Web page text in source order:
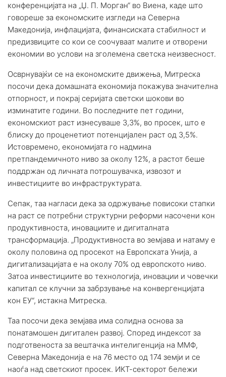
конференцијата на „Џ. П. Морган“ во Виена, каде што
говореше за економските изгледи на Северна
Македонија, инфлацијата, финансиската стабилност и
предизвиците со кои се соочуваат малите и отворени
економии во услови на зголемена светска неизвесност.
Осврнувајќи се на економските движења, Митреска
посочи дека домашната економија покажува значителна
отпорност, и покрај серијата светски шокови во
изминатите години. Во последните пет години,
економскиот раст изнесуваше 3,3%, во просек, што е
блиску до проценетиот потенцијален раст од 3,5%.
Истовремено, економијата го надмина
претпандемичното ниво за околу 12%, а растот беше
поддржан од личната потрошувачка, извозот и
инвестициите во инфраструктурата.
Сепак, таа нагласи дека за одржување повисоки стапки
на раст се потребни структурни реформи насочени кон
продуктивноста, иновациите и дигиталната
трансформација. „Продуктивноста во земјава и натаму е
околу половина од просекот на Европската Унија, а
дигитализацијата е на околу 70% од европското ниво.
Затоа инвестициите во технологија, иновации и човечки
капитал се клучни за забрзување на конвергенцијата
кон ЕУ“, истакна Митреска.
Таа посочи дека земјава има солидна основа за
понатамошен дигитален развој. Според индексот за
подготвеноста за вештачка интелигенција на ММФ,
Северна Македонија е на 76 место од 174 земји и се
наоѓа над светскиот просек. ИКТ-секторот бележи